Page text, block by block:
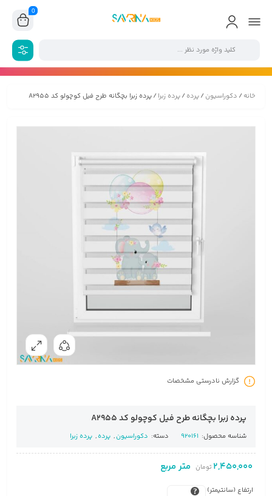
0
خانه/ دکوراسیون/پرده/پرده زبرا/ پرده زبرا بچگانه طرح فیل کوچولو کد A2955
گزارش نادرستی مشخصات
پرده زبرا بچگانه طرح فیل کوچولو کد A2955
شناسه محصول: 920161 دسته: دکوراسیون, پرده, پرده زبرا
2,450,000 تومان متر مربع
ارتفاع (سانتیمتر)